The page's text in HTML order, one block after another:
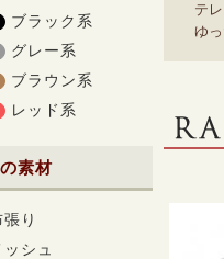
ブラック系
グレー系
ブラウン系
レッド系
素材
張り
ッシュ
テ
ゆ